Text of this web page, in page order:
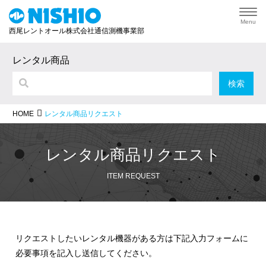
西尾レントオール株式会社通信測機事業部
Menu
レンタル商品
レンタル商品リクエスト
HOME
レンタル商品リクエスト
ITEM REQUEST
リクエストしたいレンタル機器がある方は下記入力フォームに
必要事項を記入し送信してください。